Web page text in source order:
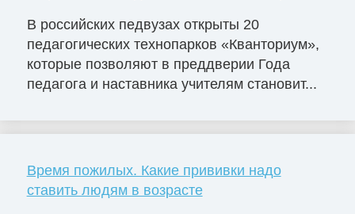
В российских педвузах открыты 20
педагогических технопарков «Кванториум»,
которые позволяют в преддверии Года
педагога и наставника учителям становит...
Время пожилых. Какие прививки надо
ставить людям в возрасте